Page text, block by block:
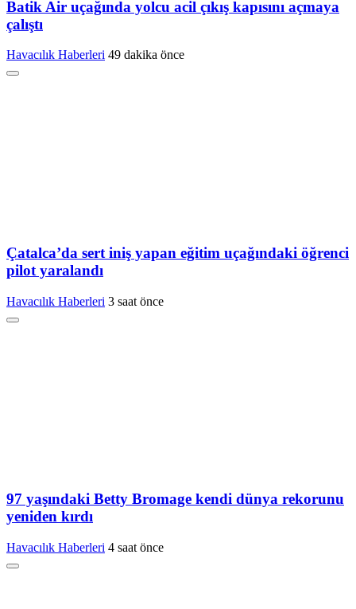
Batik Air uçağında yolcu acil çıkış kapısını açmaya
çalıştı
Havacılık Haberleri 49 dakika önce
Çatalca’da sert iniş yapan eğitim uçağındaki öğrenci
pilot yaralandı
Havacılık Haberleri 3 saat önce
97 yaşındaki Betty Bromage kendi dünya rekorunu
yeniden kırdı
Havacılık Haberleri 4 saat önce